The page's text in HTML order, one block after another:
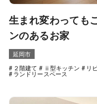
生まれ変わっても
ンのあるお家
延岡市
２階建て
ⅱ型キッチン リ
ランドリースペース